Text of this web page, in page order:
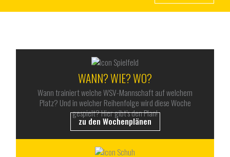
WANN? WIE? WO?
Wann trainiert welche WSV-Mannschaft auf welchem
Platz? Und in welcher Reihenfolge wird diese Woche
gespielt? Hier gibt’s den Plan!
zu den Wochenplänen